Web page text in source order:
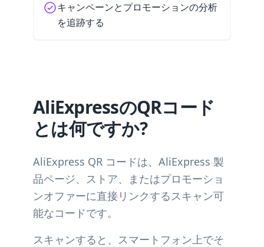
キャンペーンとプロモーションの分析
を追跡する
AliExpressのQRコード
とは何ですか?
AliExpress QR コードは、AliExpress 製
品ページ、ストア、またはプロモーショ
ンオファーに直接リンクするスキャン可
能なコードです。
スキャンすると、スマートフォン上でそ